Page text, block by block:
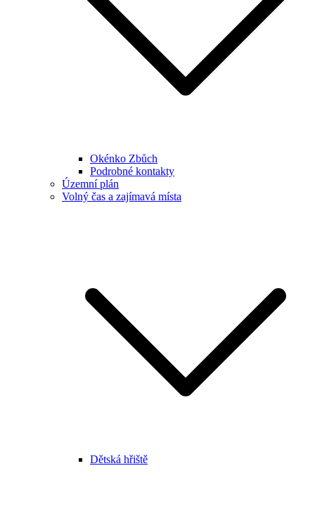
Okénko Zbůch
Podrobné kontakty
Územní plán
Volný čas a zajímavá místa
Dětská hřiště